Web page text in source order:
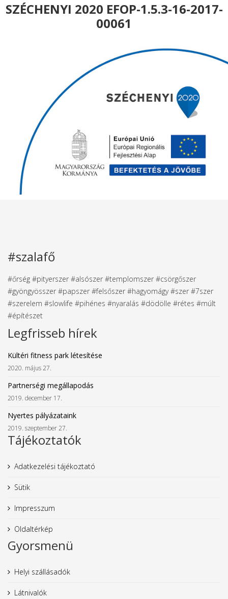
SZÉCHENYI 2020 EFOP-1.5.3-16-2017-
00061
#szalafő
#őrség #pityerszer #alsószer #templomszer #csörgőszer
#gyöngyösszer #papszer #felsőszer #hagyomágy #szer #7szer
#szerelem #slowlife #pihénes #nyaralás #dödölle #rétes #múlt
#építészet
Legfrisseb hírek
Kültéri fitness park létesítése
2020. május 27.
Partnerségi megállapodás
2019. december 17.
Nyertes pályázataink
2019. szeptember 27.
Tájékoztatók
Adatkezelési tájékoztató
Sütik
Impresszum
Oldaltérkép
Gyorsmenü
Helyi szállásadók
Látnivalók